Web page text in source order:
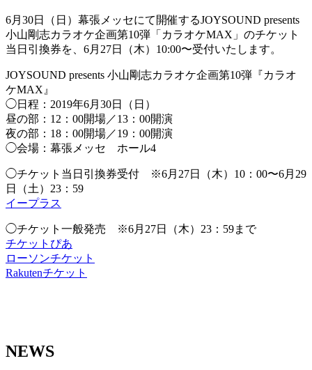
6月30日（日）幕張メッセにて開催するJOYSOUND presents
小山剛志カラオケ企画第10弾「カラオケMAX」のチケット
当日引換券を、6月27日（木）10:00〜受付いたします。
JOYSOUND presents 小山剛志カラオケ企画第10弾『カラオ
ケMAX』
◯日程：2019年6月30日（日）
昼の部：12：00開場／13：00開演
夜の部：18：00開場／19：00開演
◯会場：幕張メッセ ホール4
◯チケット当日引換券受付 ※6月27日（木）10：00〜6月29
日（土）23：59
イープラス
◯チケット一般発売 ※6月27日（木）23：59まで
チケットぴあ
ローソンチケット
Rakutenチケット
NEWS